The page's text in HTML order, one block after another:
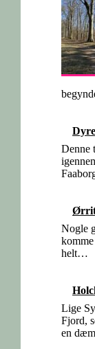
Denne
Nogle
helt…
Lige
Fjord,
en